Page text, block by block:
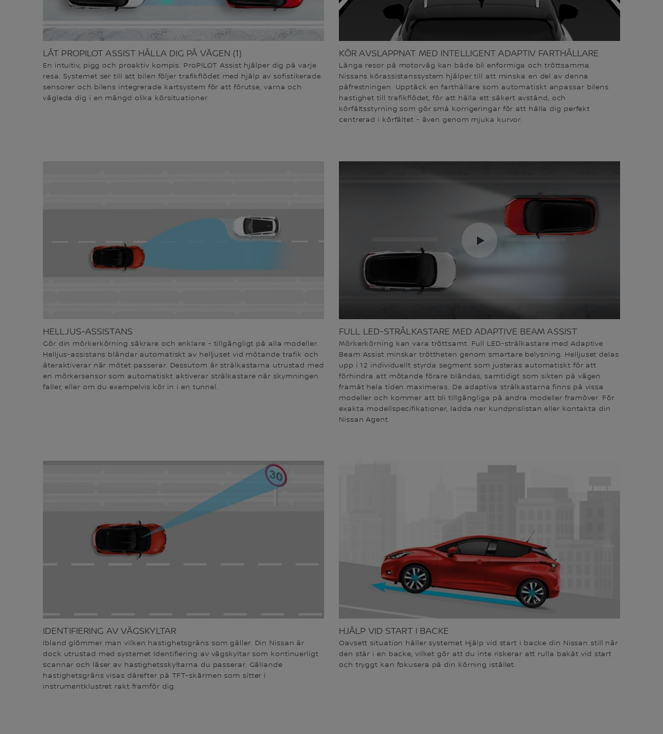
LÅT PROPILOT ASSIST HÅLLA DIG PÅ VÄGEN (1)
En intuitiv, pigg och proaktiv kompis. ProPILOT Assist hjälper dig på varje
resa. Systemet ser till att bilen följer trafikflödet med hjälp av sofistikerade
sensorer och bilens integrerade kartsystem för att förutse, varna och
vägleda dig i en mängd olika körsituationer.
KÖR AVSLAPPNAT MED INTELLIGENT ADAPTIV FARTHÅLLARE
Långa resor på motorväg kan både bli enformiga och tröttsamma.
Nissans körassistanssystem hjälper till att minska en del av denna
påfrestningen. Upptäck en farthållare som automatiskt anpassar bilens
hastighet till trafikflödet, för att hålla ett säkert avstånd, och
körfältsstyrning som gör små korrigeringar för att hålla dig perfekt
centrerad i körfältet - även genom mjuka kurvor.
HELLJUS-ASSISTANS
Gör din mörkerkörning säkrare och enklare - tillgängligt på alla modeller.
Helljus-assistans bländar automatiskt av helljuset vid mötande trafik och
återaktiverar när mötet passerar. Dessutom är strålkastarna utrustad med
en mörkersensor som automatiskt aktiverar strålkastare när skymningen
faller, eller om du exempelvis kör in i en tunnel.
FULL LED-STRÅLKASTARE MED ADAPTIVE BEAM ASSIST
Mörkerkörning kan vara tröttsamt. Full LED-strålkastare med Adaptive
Beam Assist minskar tröttheten genom smartare belysning. Helljuset delas
upp i 12 individuellt styrda segment som justeras automatiskt för att
förhindra att mötande förare bländas, samtidigt som sikten på vägen
framåt hela tiden maximeras. De adaptiva strålkastarna finns på vissa
modeller och kommer att bli tillgängliga på andra modeller framöver. För
exakta modellspecifikationer, ladda ner kundprislistan eller kontakta din
Nissan Agent.
IDENTIFIERING AV VÄGSKYLTAR
Ibland glömmer man vilken hastighetsgräns som gäller. Din Nissan är
dock utrustad med systemet Identifiering av vägskyltar som kontinuerligt
scannar och läser av hastighetsskyltarna du passerar. Gällande
hastighetsgräns visas därefter på TFT-skärmen som sitter i
instrumentklustret rakt framför dig.
HJÄLP VID START I BACKE
Oavsett situation håller systemet Hjälp vid start i backe din Nissan still när
den står i en backe, vilket gör att du inte riskerar att rulla bakåt vid start
och tryggt kan fokusera på din körning istället.